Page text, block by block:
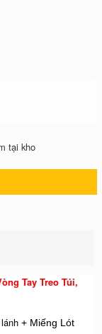
tại kho
Tay Treo Túi,
+ Miếng Lót